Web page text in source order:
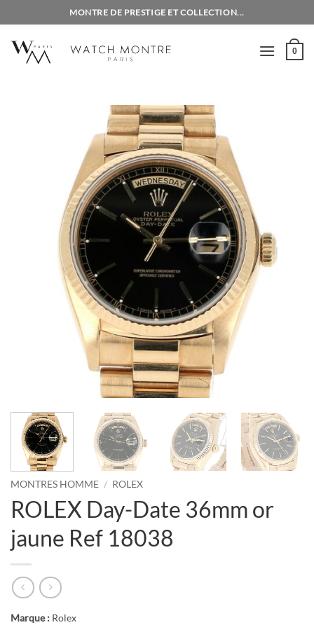
au
contenu
MONTRE DE PRESTIGE ET COLLECTION...
0
MONTRES HOMME / ROLEX
ROLEX Day-Date 36mm or
jaune Ref 18038
Marque : Rolex